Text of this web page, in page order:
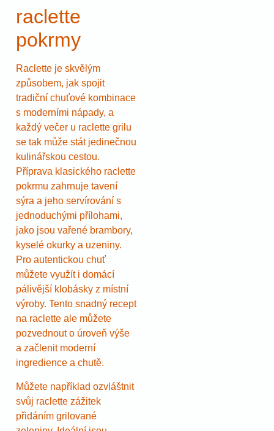
raclette
pokrmy
Raclette je skvělým
způsobem, jak spojit
tradiční chuťové kombinace
s moderními nápady, a
každý večer u raclette grilu
se tak může stát jedinečnou
kulinářskou cestou.
Příprava klasického raclette
pokrmu zahrnuje tavení
sýra a jeho servírování s
jednoduchými přílohami,
jako jsou vařené brambory,
kyselé okurky a uzeniny.
Pro autentickou chuť
můžete využít i domácí
pálivější klobásky z místní
výroby. Tento snadný recept
na raclette ale můžete
pozvednout o úroveň výše
a začlenit moderní
ingredience a chutě.
Můžete například ozvláštnit
svůj raclette zážitek
přidáním grilované